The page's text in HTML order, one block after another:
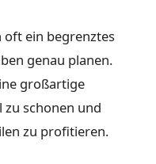
oft ein begrenztes
genau planen.
großartige
schonen und
zu profitieren.